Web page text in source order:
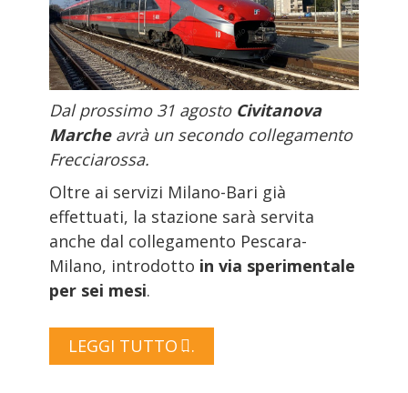
Dal prossimo 31 agosto Civitanova
Marche avrà un secondo collegamento
Frecciarossa.
Oltre ai servizi Milano-Bari già
effettuati, la stazione sarà servita
anche dal collegamento Pescara-
Milano, introdotto in via sperimentale
per sei mesi.
LEGGI TUTTO …